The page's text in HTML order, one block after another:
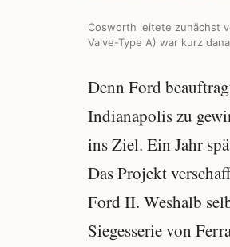
Cosworth leitete zunächst
Valve-Type A) war kurz
Denn Ford
Indianapolis zu
ins Ziel. Ein Jahr
Das Projekt
Ford II. Weshalb
Siegesserie von